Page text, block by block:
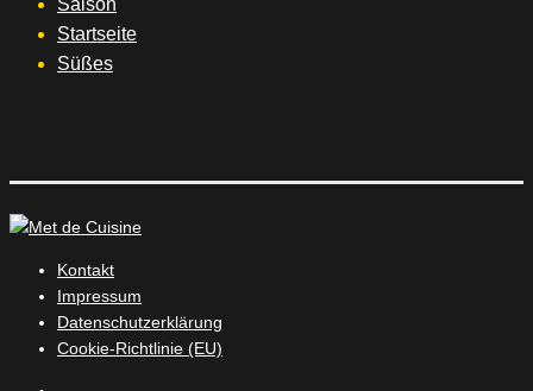
Saison
Startseite
Süßes
Kontakt
Impressum
Datenschutzerklärung
Cookie-Richtlinie (EU)